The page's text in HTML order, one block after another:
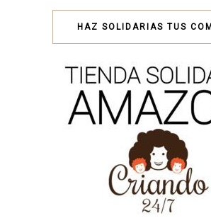
HAZ SOLIDARIAS TUS